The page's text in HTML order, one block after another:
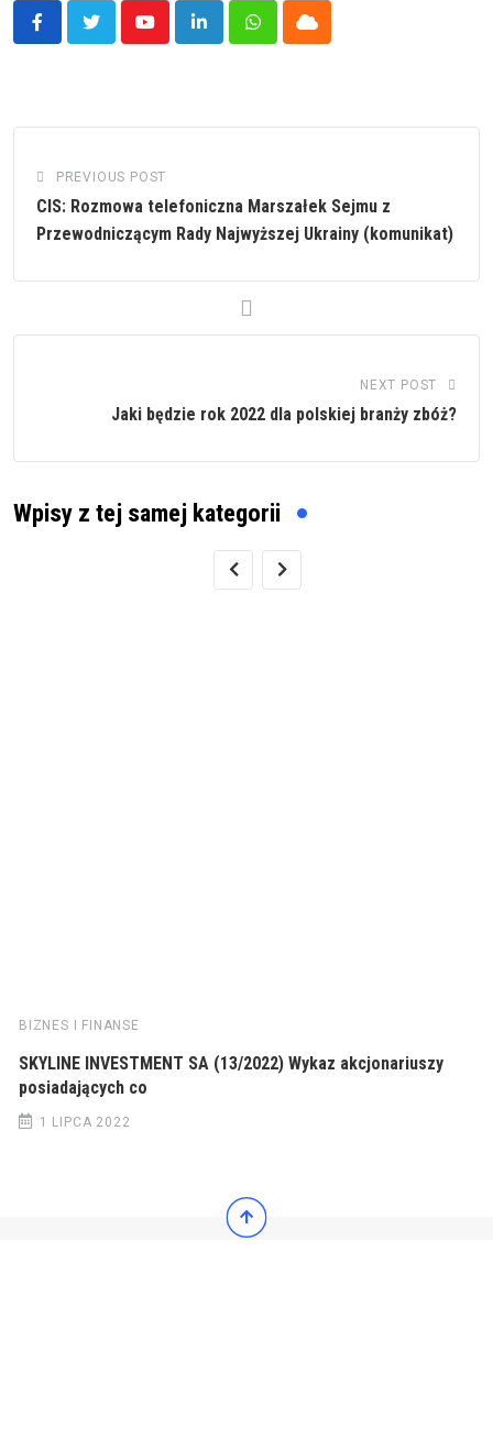
YoutubeLinkedInWhatsappCloud
PREVIOUS POST
CIS: Rozmowa telefoniczna Marszałek Sejmu z
Przewodniczącym Rady Najwyższej Ukrainy (komunikat)
NEXT POST
Jaki będzie rok 2022 dla polskiej branży zbóż?
Wpisy z tej samej kategorii
BIZNES I FINANSE
SKYLINE INVESTMENT SA (13/2022) Wykaz akcjonariuszy
posiadających co
1 LIPCA 2022